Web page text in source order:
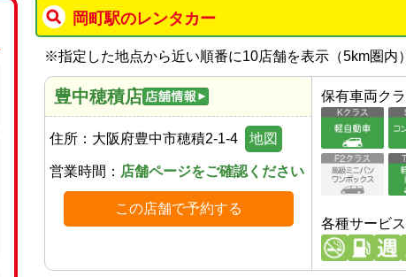
岡町駅のレンタカー
※指定した地点から近い順番に10店舗を表示（5km圏内
豊中穂積店
住所： 大阪府豊中市穂積2-1-4 地図
営業時間： 店舗ページをご確認ください
この店舗で予約する
保有車両ク
各種サービス